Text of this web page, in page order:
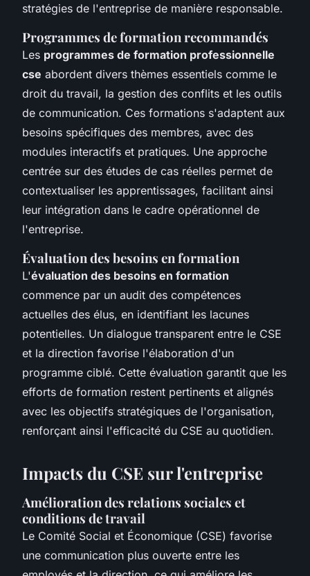
stratégies de l'entreprise de manière responsable.
Programmes de formation recommandés
Les programmes de formation professionnelle
cse abordent divers thèmes essentiels comme le
droit du travail, la gestion des conflits et les outils
de communication. Ces formations s'adaptent aux
besoins spécifiques des membres, avec des
modules interactifs et pratiques. Une approche
centrée sur des études de cas réelles permet de
contextualiser les apprentissages, facilitant ainsi
leur intégration dans le cadre opérationnel de
l'entreprise.
Évaluation des besoins en formation
L'évaluation des besoins en formation
commence par un audit des compétences
actuelles des élus, en identifiant les lacunes
potentielles. Un dialogue transparent entre le CSE
et la direction favorise l'élaboration d'un
programme ciblé. Cette évaluation garantit que les
efforts de formation restent pertinents et alignés
avec les objectifs stratégiques de l'organisation,
renforçant ainsi l'efficacité du CSE au quotidien.
Impacts du CSE sur l'entreprise
Amélioration des relations sociales et
conditions de travail
Le Comité Social et Économique (CSE) favorise
une communication plus ouverte entre les